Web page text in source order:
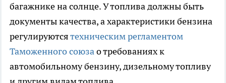
багажнике на солнце. У топлива должны быть
документы качества, а характеристики бензина
регулируютсятехническим регламентом
Таможенного союзао требованиях к
автомобильному бензину, дизельному топливу